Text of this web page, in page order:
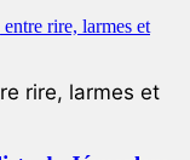
rire, larmes et